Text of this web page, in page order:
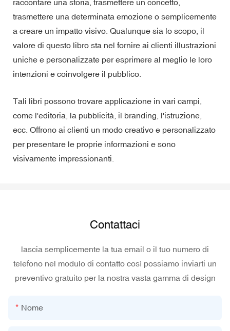
raccontare una storia, trasmettere un concetto,
trasmettere una determinata emozione o semplicemente
a creare un impatto visivo. Qualunque sia lo scopo, il
valore di questo libro sta nel fornire ai clienti illustrazioni
uniche e personalizzate per esprimere al meglio le loro
intenzioni e coinvolgere il pubblico.
Tali libri possono trovare applicazione in vari campi,
come l'editoria, la pubblicità, il branding, l'istruzione,
ecc. Offrono ai clienti un modo creativo e personalizzato
per presentare le proprie informazioni e sono
visivamente impressionanti.
Contattaci
lascia semplicemente la tua email o il tuo numero di
telefono nel modulo di contatto così possiamo inviarti un
preventivo gratuito per la nostra vasta gamma di design
Nome